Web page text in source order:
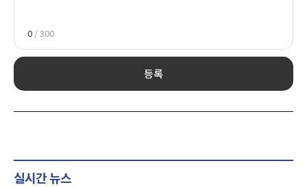
0 / 300
등록
실시간 뉴스